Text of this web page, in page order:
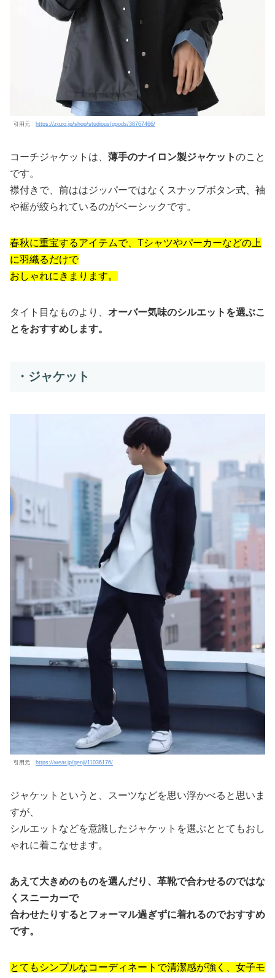
引用元 https://zozo.jp/shop/studious/goods/38767466/
コーチジャケットは、 薄手のナイロン製ジャケットのこと
です。
襟付きで、前ははジッパーではなくスナップボタン式、袖
や裾が絞られているのがベーシックです。
春秋に重宝するアイテムで、Tシャツやパーカーなどの上
に羽織るだけで
おしゃれにきまります。
タイト目なものより、 オーバー気味のシルエットを選ぶこ
とをおすすめします。
・ジャケット
引用元 https://wear.jp/genji/11036176/
ジャケットというと、スーツなどを思い浮かべると思いま
すが、
シルエットなどを意識したジャケットを選ぶととてもおし
ゃれに着こなせます。
あえて大きめのものを選んだり、革靴で合わせるのではな
くスニーカーで
合わせたりするとフォーマル過ぎずに着れるのでおすすめ
です。
とてもシンプルなコーディネートで清潔感が強く、女子モ